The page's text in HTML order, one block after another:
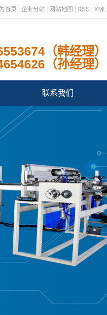
首页 企业分站 网站地图 RSS XML
（韩经理）
（孙经理）
联系我们